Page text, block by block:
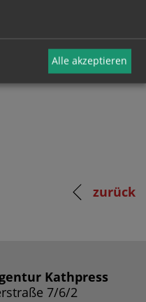
zurück
Kathpress
7/6/2
Alle akzeptieren